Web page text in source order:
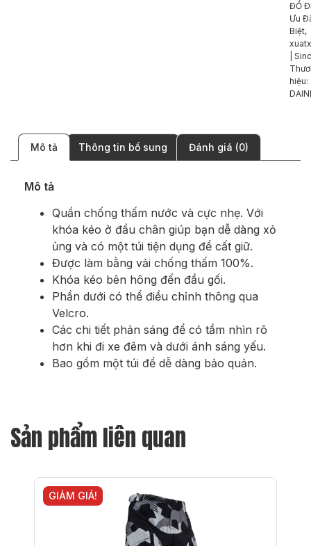
ĐỒ
Ưu
Biệt,
|
hiệu:
Mô tả Thông tin bổ sung Đánh giá (0)
Mô tả
Quần chống thấm nước và cực nhẹ. Với
khóa kéo ở đầu chân giúp bạn dễ dàng xỏ
ủng và có một túi tiện dụng để cất giữ.
Được làm bằng vải chống thấm 100%.
Khóa kéo bên hông đến đầu gối.
Phần dưới có thể điều chỉnh thông qua
Velcro.
Các chi tiết phản sáng để có tầm nhìn rõ
hơn khi đi xe đêm và dưới ánh sáng yếu.
Bao gồm một túi để dễ dàng bảo quản.
Sản phẩm liên quan
GIẢM GIÁ!